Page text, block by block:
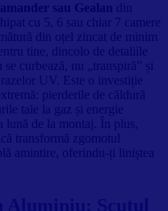
sau Gealan din
cu 5, 6 sau chiar 7 camere
din oțel zincat de minim
tine, dincolo de detaliile
curbează, nu „transpiră” și
UV. Este o investiție
pierderile de căldură
tale la gaz și energie
lună de la montaj. În plus,
transformă zgomotul
amintire, oferindu-ți liniștea